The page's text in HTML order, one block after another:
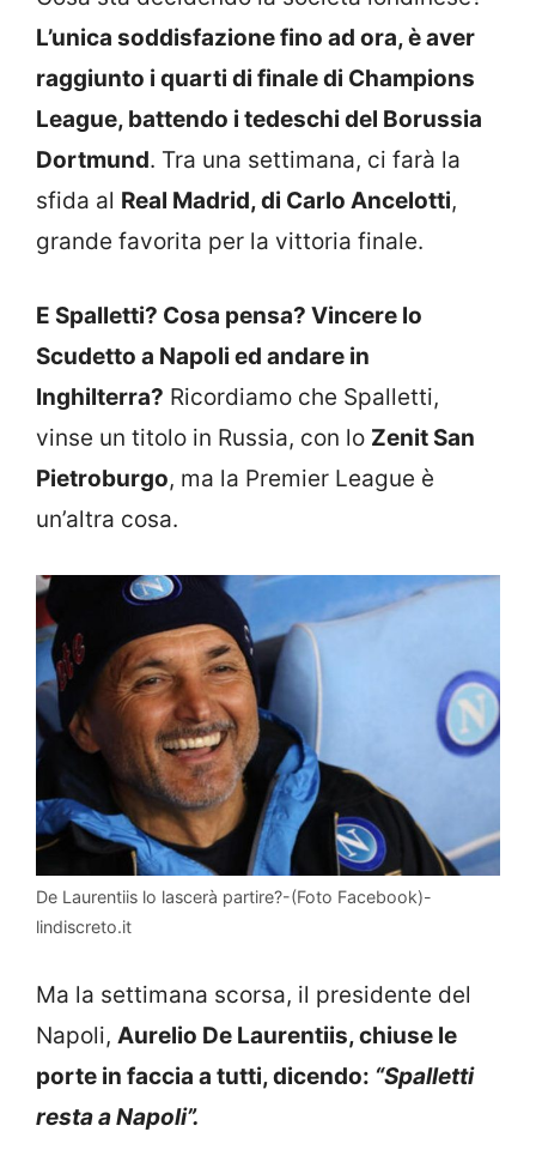
L’unica soddisfazione fino ad ora, è aver
raggiunto i quarti di finale di Champions
League, battendo i tedeschi del Borussia
Dortmund. Tra una settimana, ci farà la
sfida al Real Madrid, di Carlo Ancelotti,
grande favorita per la vittoria finale.
E Spalletti? Cosa pensa? Vincere lo
Scudetto a Napoli ed andare in
Inghilterra? Ricordiamo che Spalletti,
vinse un titolo in Russia, con lo Zenit San
Pietroburgo, ma la Premier League è
un’altra cosa.
De Laurentiis lo lascerà partire?-(Foto Facebook)-
lindiscreto.it
Ma la settimana scorsa, il presidente del
Napoli, Aurelio De Laurentiis, chiuse le
porte in faccia a tutti, dicendo: “Spalletti
resta a Napoli”.